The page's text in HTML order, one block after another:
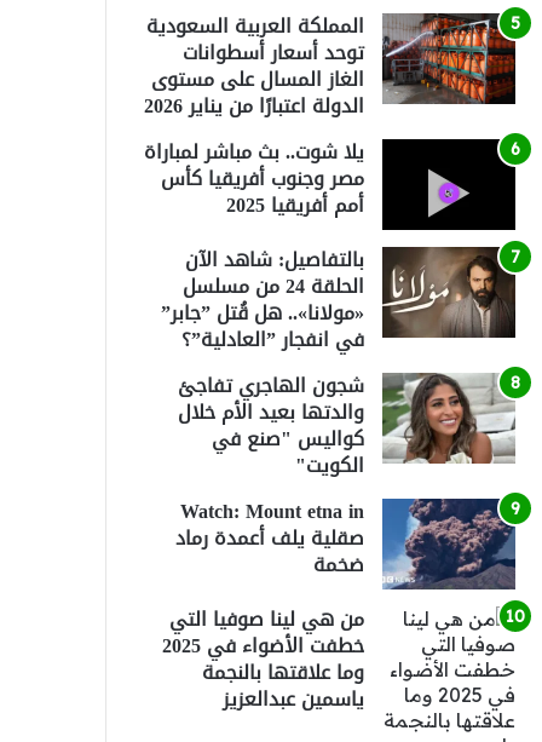
المملكة العربية السعودية
توحد أسعار أسطوانات
الغاز المسال على مستوى
الدولة اعتبارًا من يناير 2026
يلا شوت.. بث مباشر لمباراة
مصر وجنوب أفريقيا كأس
أمم أفريقيا 2025
بالتفاصيل: شاهد الآن
الحلقة 24 من مسلسل
«مولانا».. هل قُتل ”جابر”
في انفجار ”العادلية”؟
شجون الهاجري تفاجئ
والدتها بعيد الأم خلال
كواليس "صنع في
الكويت"
Watch: Mount etna in
صقلية يلف أعمدة رماد
ضخمة
من هي لينا صوفيا التي
خطفت الأضواء في 2025
وما علاقتها بالنجمة
ياسمين عبدالعزيز